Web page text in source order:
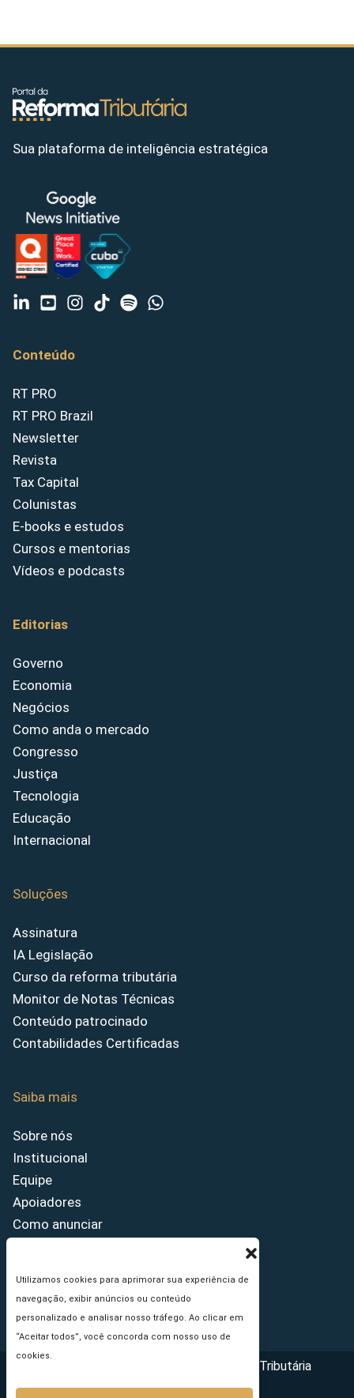
Utilizamos cookies para aprimorar sua experiência de
navegação, exibir anúncios ou conteúdo
personalizado e analisar nosso tráfego. Ao clicar em
“Aceitar todos”, você concorda com nosso uso de
cookies.
Sua plataforma de inteligência estratégica
Conteúdo
RT PRO
RT PRO Brazil
Newsletter
Revista
Tax Capital
Colunistas
E-books e estudos
Cursos e mentorias
Vídeos e podcasts
Editorias
Governo
Economia
Negócios
Como anda o mercado
Congresso
Justiça
Tecnologia
Educação
Internacional
Soluções
Assinatura
IA Legislação
Curso da reforma tributária
Monitor de Notas Técnicas
Conteúdo patrocinado
Contabilidades Certificadas
Saiba mais
Sobre nós
Institucional
Equipe
Apoiadores
Como anunciar
Princípios Editoriais
Copyright © 2026 - Portal da Reforma Tributária